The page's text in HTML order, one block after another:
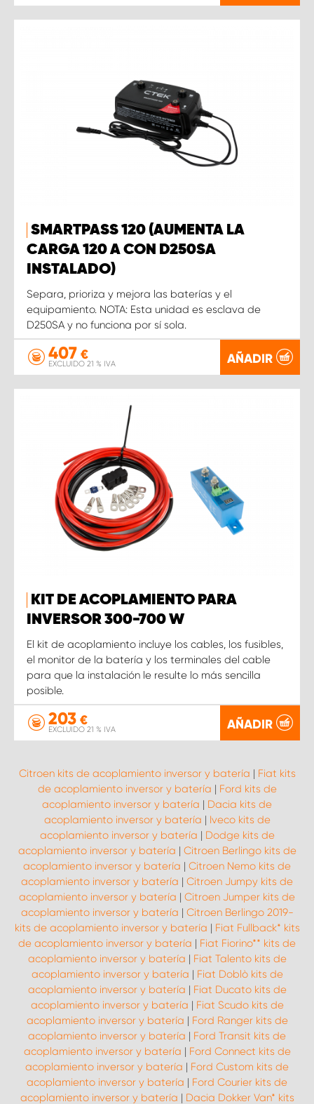
SMARTPASS 120 (AUMENTA LA
CARGA 120 A CON D250SA
INSTALADO)
Separa, prioriza y mejora las baterías y el
equipamiento. NOTA: Esta unidad es esclava de
D250SA y no funciona por sí sola.
407 €
EXCLUIDO 21 % IVA AÑADIR
KIT DE ACOPLAMIENTO PARA
INVERSOR 300-700 W
El kit de acoplamiento incluye los cables, los fusibles,
el monitor de la batería y los terminales del cable
para que la instalación le resulte lo más sencilla
posible.
203 €
EXCLUIDO 21 % IVA AÑADIR
Citroen kits de acoplamiento inversor y batería | Fiat kits
de acoplamiento inversor y batería | Ford kits de
acoplamiento inversor y batería | Dacia kits de
acoplamiento inversor y batería | Iveco kits de
acoplamiento inversor y batería | Dodge kits de
acoplamiento inversor y batería | Citroen Berlingo kits de
acoplamiento inversor y batería | Citroen Nemo kits de
acoplamiento inversor y batería | Citroen Jumpy kits de
acoplamiento inversor y batería | Citroen Jumper kits de
acoplamiento inversor y batería | Citroen Berlingo 2019-
kits de acoplamiento inversor y batería | Fiat Fullback* kits
de acoplamiento inversor y batería | Fiat Fiorino** kits de
acoplamiento inversor y batería | Fiat Talento kits de
acoplamiento inversor y batería | Fiat Doblò kits de
acoplamiento inversor y batería | Fiat Ducato kits de
acoplamiento inversor y batería | Fiat Scudo kits de
acoplamiento inversor y batería | Ford Ranger kits de
acoplamiento inversor y batería | Ford Transit kits de
acoplamiento inversor y batería | Ford Connect kits de
acoplamiento inversor y batería | Ford Custom kits de
acoplamiento inversor y batería | Ford Courier kits de
acoplamiento inversor y batería | Dacia Dokker Van* kits